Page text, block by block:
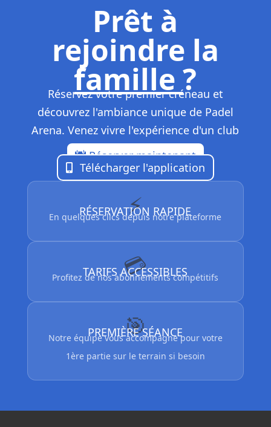
Prêt à
rejoindre la
famille?
Réservez votre premier créneau et
découvrez l'ambiance unique de Padel
Arena. Venez vivre l'expérience d'un club
différent.
Réserver maintenant
Télécharger l'application
⚡
RÉSERVATION RAPIDE
En quelques clics depuis notre plateforme
💳
TARIFS ACCESSIBLES
Profitez de nos abonnements compétitifs
🎯
PREMIÈRE SÉANCE
Notre équipe vous accompagne pour votre
1ère partie sur le terrain si besoin